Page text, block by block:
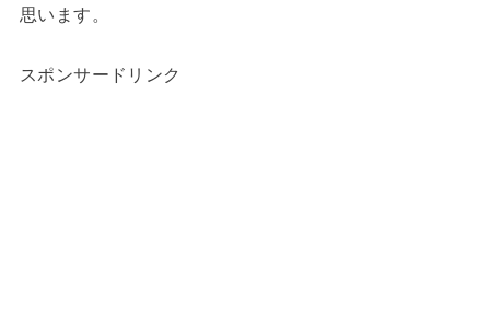
思います。
スポンサードリンク